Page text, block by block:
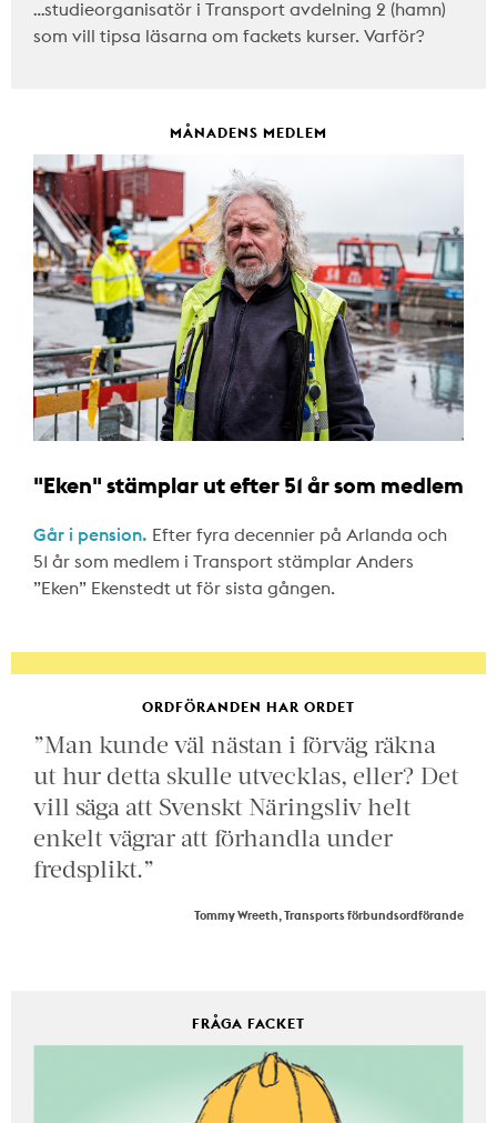
…studieorganisatör i Transport avdelning 2 (hamn)
som vill tipsa läsarna om fackets kurser. Varför?
MÅNADENS MEDLEM
"Eken" stämplar ut efter 51 år som medlem
Går i pension. Efter fyra decennier på Arlanda och
51 år som medlem i Transport stämplar Anders
”Eken” Ekenstedt ut för sista gången.
ORDFÖRANDEN HAR ORDET
”Man kunde väl nästan i förväg räkna
ut hur detta skulle utvecklas, eller? Det
vill säga att Svenskt Näringsliv helt
enkelt vägrar att förhandla under
fredsplikt.”
Tommy Wreeth, Transports förbundsordförande
FRÅGA FACKET